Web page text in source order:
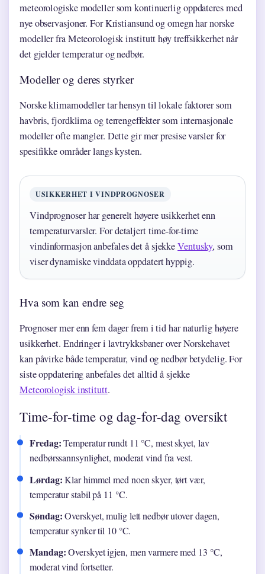
meteorologiske modeller som kontinuerlig oppdateres med
nye observasjoner. For Kristiansund og omegn har norske
modeller fra Meteorologisk institutt høy treffsikkerhet når
det gjelder temperatur og nedbør.
Modeller og deres styrker
Norske klimamodeller tar hensyn til lokale faktorer som
havbris, fjordklima og terrengeffekter som internasjonale
modeller ofte mangler. Dette gir mer presise varsler for
spesifikke områder langs kysten.
USIKKERHET I VINDPROGNOSER
Vindprognoser har generelt høyere usikkerhet enn
temperaturvarsler. For detaljert time-for-time
vindinformasjon anbefales det å sjekkeVentusky, som
viser dynamiske vinddata oppdatert hyppig.
Hva som kan endre seg
Prognoser mer enn fem dager frem i tid har naturlig høyere
usikkerhet. Endringer i lavtrykksbaner over Norskehavet
kan påvirke både temperatur, vind og nedbør betydelig. For
siste oppdatering anbefales det alltid å sjekke
Meteorologisk institutt.
Time-for-time og dag-for-dag oversikt
Fredag:Temperatur rundt 11 °C, mest skyet, lav
nedbørssannsynlighet, moderat vind fra vest.
Lørdag:Klar himmel med noen skyer, tørt vær,
temperatur stabil på 11 °C.
Søndag:Overskyet, mulig lett nedbør utover dagen,
temperatur synker til 10 °C.
Mandag:Overskyet igjen, men varmere med 13 °C,
moderat vind fortsetter.